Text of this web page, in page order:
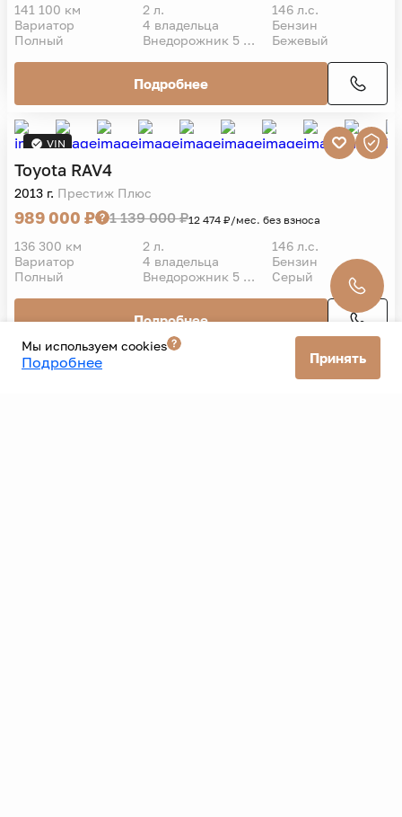
141 100 км 2 л.
146 л.с.
Вариатор
4 владельца
Бензин
Полный
Внедорожник 5 дв. Бежевый
Подробнее
VIN
Toyota RAV4
2013 г. Престиж Плюс
989 000 ₽ 1 139 000 ₽12 474 ₽/мес. без взноса
136 300 км 2 л.
146 л.с.
Вариатор
4 владельца
Бензин
Полный
Внедорожник 5 дв. Серый
Подробнее
Мы используем cookies
Подробнее Принять